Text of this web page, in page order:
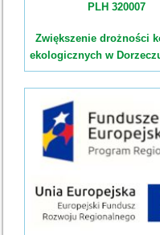
PLH 320007
Zwiększenie drożności
ekologicznych w